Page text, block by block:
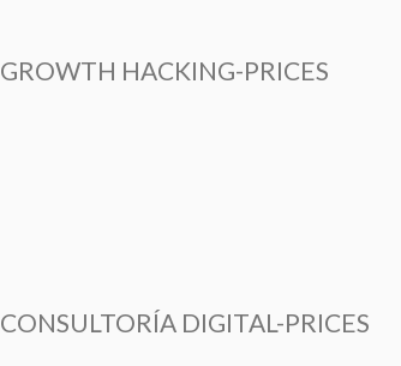
GROWTH HACKING-PRICES
CONSULTORÍA DIGITAL-PRICES